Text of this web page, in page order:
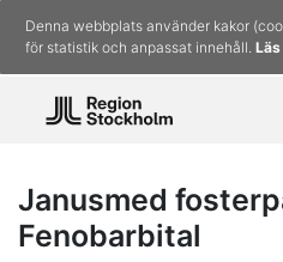
Denna webbplats använder kakor
för statistik och anpassat innehåll. Läs
Janusmed
Fenobarbital